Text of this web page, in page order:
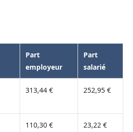
Part
employeur
Part
salarié
313,44 € 252,95 €
110,30 € 23,22 €